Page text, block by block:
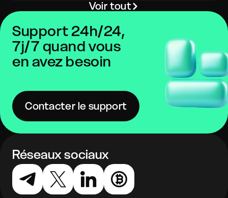
Voir tout
Support 24h/24,
7j/7 quand vous
en avez besoin
Contacter le support
Réseaux sociaux